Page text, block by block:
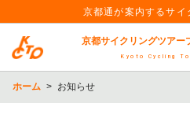
京都通が案内するサイ
京都サイクリングツアー
Kyoto Cycling
ホーム > お知らせ